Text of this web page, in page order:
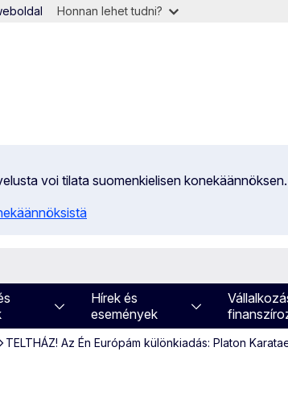
Honnan lehet tudni?
voi tilata suomenkielisen konekäännöksen.
Hírek és
események
TELTHÁZ! Az Én Európám különkiadás: Platon